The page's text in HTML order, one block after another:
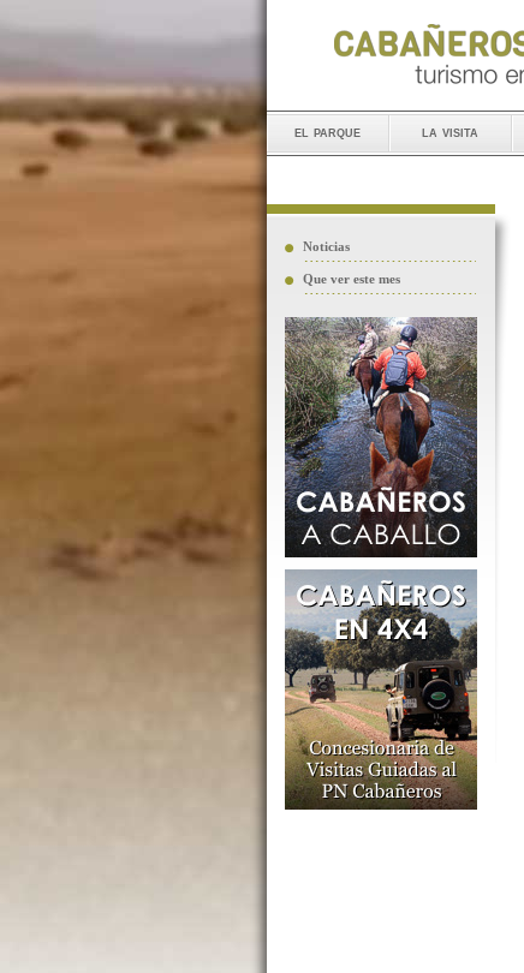
el parque la visita
Noticias
Que ver este mes